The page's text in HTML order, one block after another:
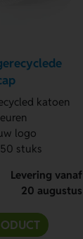
katoen
logo
stuks
Levering vanaf
20 augustus